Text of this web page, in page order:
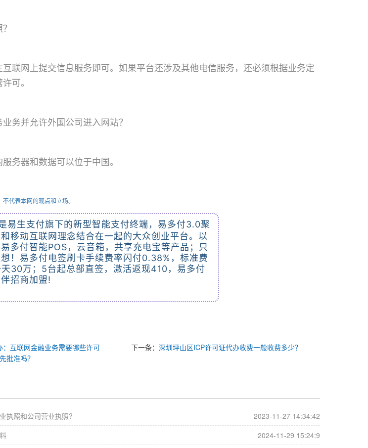
联网上提交信息服务即可。如果平台还涉及其他电信服务，还必须根据业务定
可。
务并允许外国公司进入网站？
务器和数据可以位于中国。
代表本网的观点和立场。
易生支付旗下的新型智能支付终端，易多付3.0聚
移动互联网理念结合在一起的大众创业平台。以
多付智能POS，云音箱，共享充电宝等产品；只
！易多付电签刷卡手续费率闪付0.38%，标准费
30万；5台起总部直签，激活返现410，易多付
招商加盟!
互联网金融业务需要哪些许可
批准吗？
下一条：深圳坪山区ICP许可证代办收费一般收费多少？
执照和公司营业执照?
2023-11-27 14:34:42
2024-11-29 15:24:9